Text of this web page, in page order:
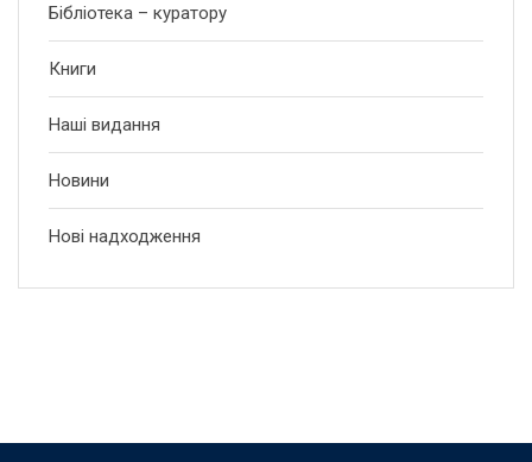
Бібліотека – куратору
Книги
Наші видання
Новини
Нові надходження